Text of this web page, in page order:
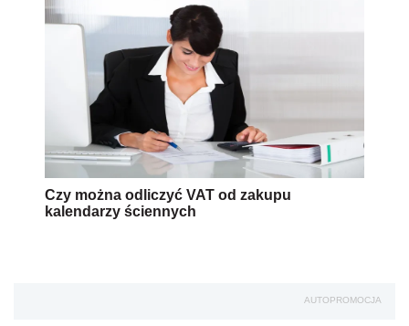
Czy można odliczyć VAT od zakupu
kalendarzy ściennych
AUTOPROMOCJA